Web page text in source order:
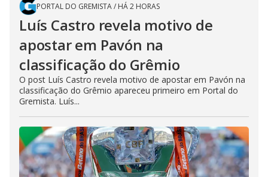
PORTAL DO GREMISTA/ HÁ 2 HORAS
Luís Castro revela motivo de
apostar em Pavón na
classificação do Grêmio
O post Luís Castro revela motivo de apostar em Pavón na
classificação do Grêmio apareceu primeiro em Portal do
Gremista. Luís...